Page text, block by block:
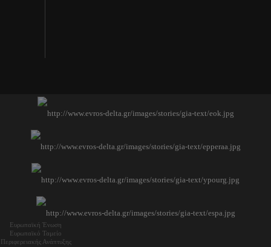
Ευρωπαϊκή Ένωση
Ευρωπαϊκό Ταμείο
Περιφερειακής Ανάπτυξης